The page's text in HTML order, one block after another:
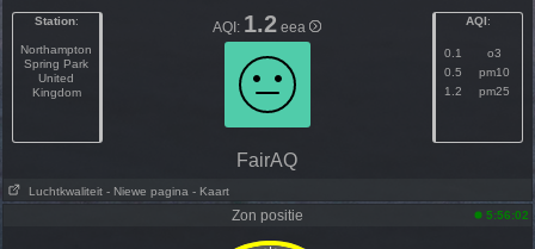
Station:
Northampton
Spring Park
United
Kingdom
AQI: 1.2 eea AQI:
0.1
o3
0.5
pm10
1.2
pm25
FairAQ
Luchtkwaliteit - Niewe pagina - Kaart
Zon positie 5:56:02